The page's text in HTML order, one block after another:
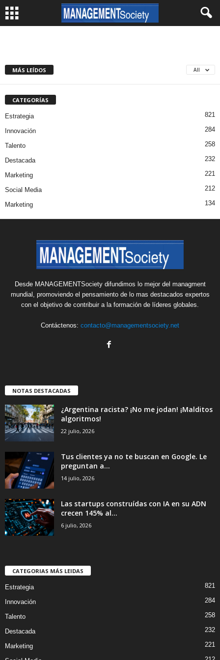
MÁS LEÍDOS All
CATEGORÍAS
Estrategia 821
Innovación 284
Talento 258
Destacada 232
Marketing 221
Social Media 212
Marketing 134
Desde MANAGEMENTSociety difundimos lo mejor del managment
mundial, promoviendo el pensamiento de lo mas destacados expertos
con el objetivo de contribuir a la formación de líderes globales.
Contáctenos: contacto@managementsociety.net
NOTAS DESTACADAS
¿Argentina racista? ¡No me jodan! ¡Malditos
algoritmos!
22 julio, 2026
Tus clientes ya no te buscan en Google. Le
preguntan a...
14 julio, 2026
Las startups construídas con IA en su ADN
crecen 145% al...
6 julio, 2026
CATEGORIAS MÁS LEIDAS
Estrategia 821
Innovación 284
Talento 258
Destacada 232
Marketing 221